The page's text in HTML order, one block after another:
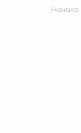
Начало